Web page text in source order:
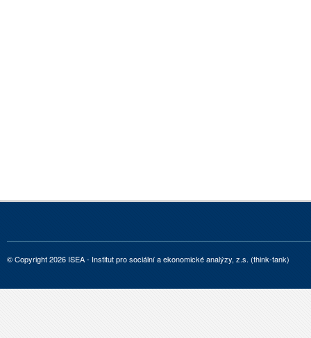
© Copyright 2026 ISEA - Institut pro sociální a ekonomické analýzy, z.s. (think-tank)